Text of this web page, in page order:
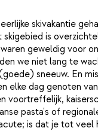
skivakantie
is
geweldig voor
we niet lang te
sneeuw. En
elke dag genoten
voortreffelijk,
pasta's of
is dat je tot veel